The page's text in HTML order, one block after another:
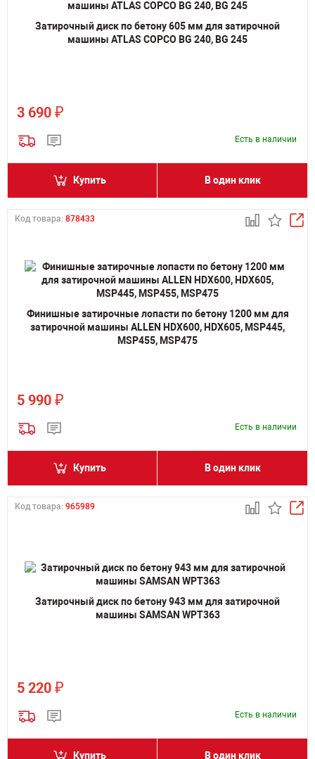
Затирочный диск по бетону 605 мм для затирочной
машины ATLAS COPCO BG 240, BG 245
3 690 ₽
Есть в наличии
Купить В один клик
Код товара: 878433
Финишные затирочные лопасти по бетону 1200 мм для
затирочной машины ALLEN HDX600, HDX605, MSP445,
MSP455, MSP475
5 990 ₽
Есть в наличии
Купить В один клик
Код товара: 965989
Затирочный диск по бетону 943 мм для затирочной
машины SAMSAN WPT363
5 220 ₽
Есть в наличии
Купить В один клик